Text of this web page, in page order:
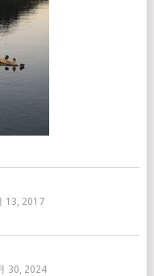
13, 2017
30, 2024